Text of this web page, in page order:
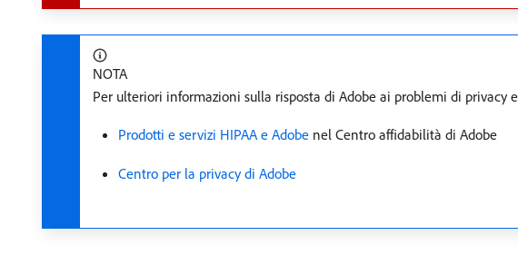
NOTA
Per ulteriori informazioni sulla risposta di Adobe ai problemi di privacy
Prodotti e servizi HIPAA e Adobe nel Centro affidabilità di Adobe
Centro per la privacy di Adobe